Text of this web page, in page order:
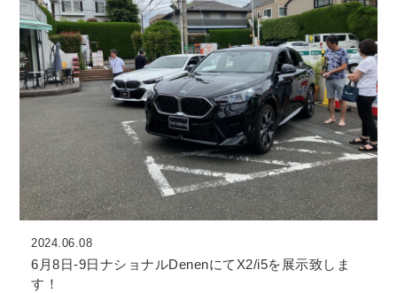
2024.06.08
6月8日-9日ナショナルDenenにてX2/i5を展示致しま
す！